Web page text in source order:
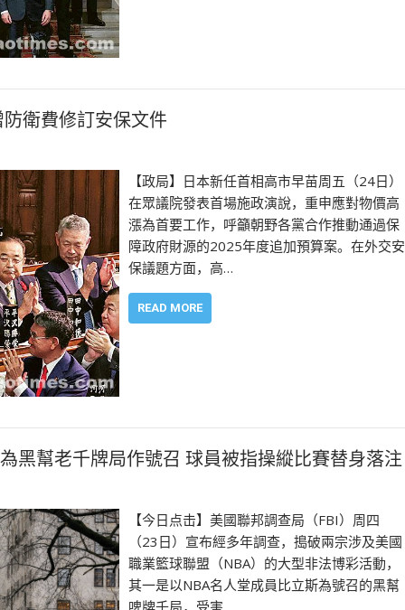
衛費修訂安保文件
【政局】日本新任首相高市早苗周五（24日）
在眾議院發表首場施政演說，重申應對物價高
漲為首要工作，呼籲朝野各黨合作推動通過保
障政府財源的2025年度追加預算案。在外交安
保議題方面，高…
READ MORE
黑幫老千牌局作號召 球員被指操縱比賽替身落注
【今日点击】美國聯邦調查局（FBI）周四
（23日）宣布經多年調查，搗破兩宗涉及美國
職業籃球聯盟（NBA）的大型非法博彩活動，
其一是以NBA名人堂成員比立斯為號召的黑幫
啤牌千局，受害…